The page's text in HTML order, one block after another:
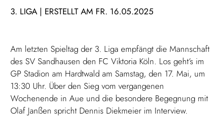
3. LIGA | ERSTELLT AM FR. 16.05.2025
Am letzten Spieltag der 3. Liga empfängt die Mannschaft
des SV Sandhausen den FC Viktoria Köln. Los geht’s im
GP Stadion am Hardtwald am Samstag, den 17. Mai, um
13:30 Uhr. Über den Sieg vom vergangenen
Wochenende in Aue und die besondere Begegnung mit
Olaf Janßen spricht Dennis Diekmeier im Interview.